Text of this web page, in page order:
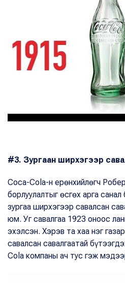
#3. Зургаан ширхэгээр
Coca-Cola-н ерөнхийлөгч
борлуулалтыг өсгөх арга
зургаа ширхэгээр савалсан
юм. Уг савалгаа 1923 оноос
эхэлсэн. Хэрэв та хаа нэг
савалсан савалгаатай
Cola компаны ач тус гэж